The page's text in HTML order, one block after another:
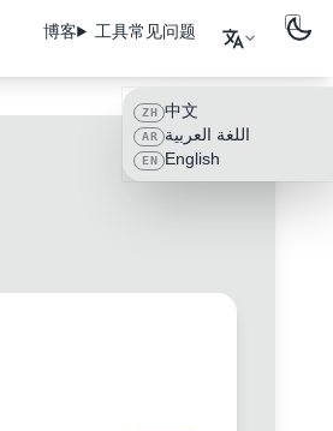
博客 工具常见问题
ZH 中文
AR اللغة العربية
EN English